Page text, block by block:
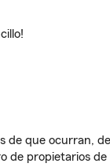
de que ocurran,
de propietarios